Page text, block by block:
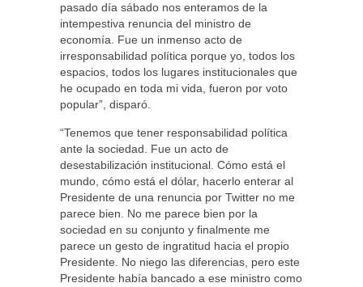
pasado día sábado nos enteramos de la
intempestiva renuncia del ministro de
economía. Fue un inmenso acto de
irresponsabilidad política porque yo, todos los
espacios, todos los lugares institucionales que
he ocupado en toda mi vida, fueron por voto
popular”, disparó.
“Tenemos que tener responsabilidad política
ante la sociedad. Fue un acto de
desestabilización institucional. Cómo está el
mundo, cómo está el dólar, hacerlo enterar al
Presidente de una renuncia por Twitter no me
parece bien. No me parece bien por la
sociedad en su conjunto y finalmente me
parece un gesto de ingratitud hacia el propio
Presidente. No niego las diferencias, pero este
Presidente había bancado a ese ministro como